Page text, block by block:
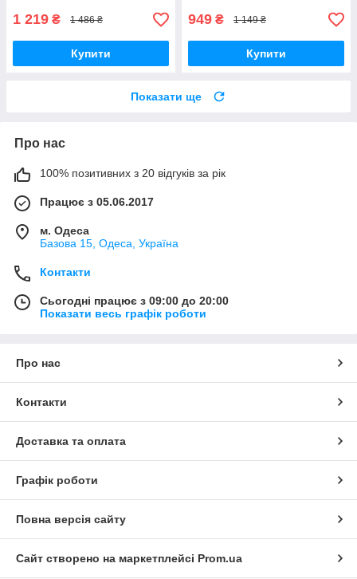
1 219 ₴ 1 486 ₴
Купити
949 ₴ 1 149 ₴
Купити
Показати ще
Про нас
100% позитивних з 20 відгуків за рік
Працює з 05.06.2017
м. Одеса
Базова 15, Одеса, Україна
Контакти
Сьогодні працює з 09:00 до 20:00
Показати весь графік роботи
Про нас
Контакти
Доставка та оплата
Графік роботи
Повна версія сайту
Сайт створено на маркетплейсі Prom.ua